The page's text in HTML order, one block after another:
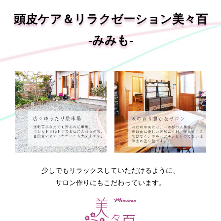
頭皮ケア＆リラクゼーション美々百
-みみも-
少しでもリラックスしていただけるように、
サロン作りにもこだわっています。